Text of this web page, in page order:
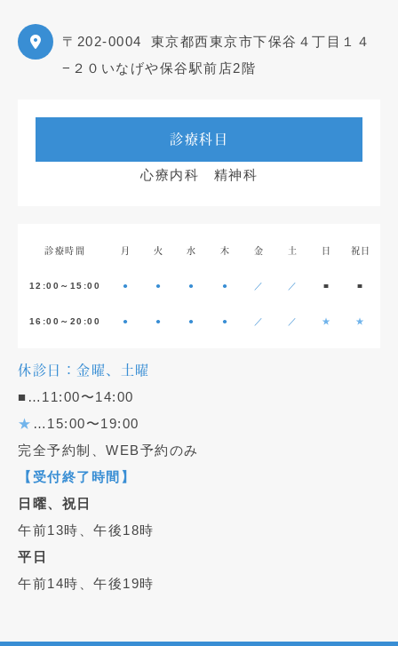
〒202-0004
東京都西東京市下保谷４丁目１４
−２０いなげや保谷駅前店2階
診療科目
心療内科 精神科
診療時間 月 火 水 木 金 土 日 祝日
12:00～15:00 ● ● ● ● ／ ／ ■ ■
16:00～20:00 ● ● ● ● ／ ／ ★ ★
休診日：金曜、土曜
■…11:00〜14:00
★ …15:00〜19:00
完全予約制、WEB予約のみ
【受付終了時間】
日曜、祝日
午前13時、午後18時
平日
午前14時、午後19時